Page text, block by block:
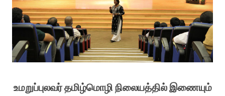
உமறுப்புலவர் தமிழ்மொழி நிலையத்தில் இணையும்